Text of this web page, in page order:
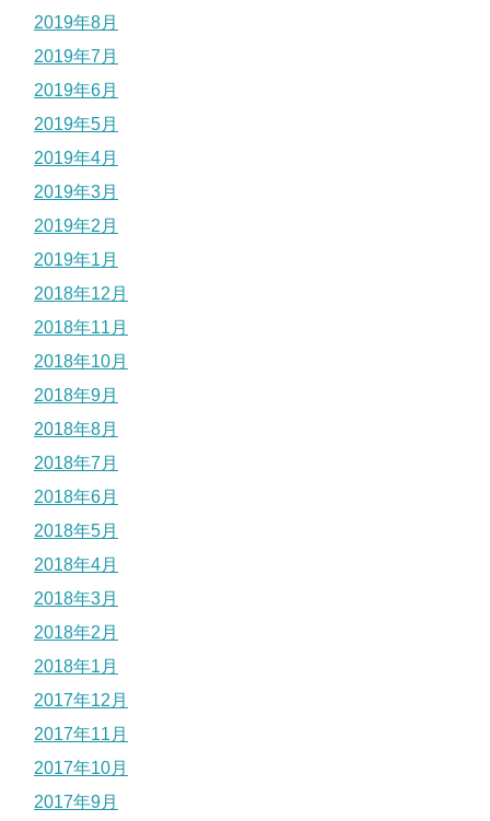
2019年8月
2019年7月
2019年6月
2019年5月
2019年4月
2019年3月
2019年2月
2019年1月
2018年12月
2018年11月
2018年10月
2018年9月
2018年8月
2018年7月
2018年6月
2018年5月
2018年4月
2018年3月
2018年2月
2018年1月
2017年12月
2017年11月
2017年10月
2017年9月